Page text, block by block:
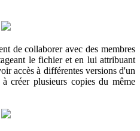
de collaborer avec des membres
le fichier et en lui attribuant
accès à différentes versions d'un
créer plusieurs copies du même